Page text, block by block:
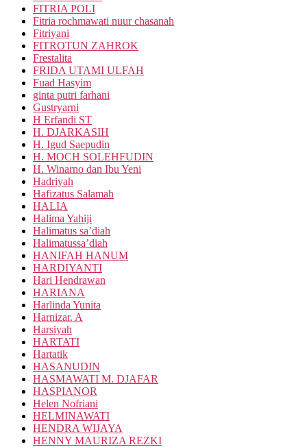
FITRIA POLI
Fitria rochmawati nuur chasanah
Fitriyani
FITROTUN ZAHROK
Frestalita
FRIDA UTAMI ULFAH
Fuad Hasyim
ginta putri farhani
Gustryarni
H Erfandi ST
H. DJARKASIH
H. Igud Saepudin
H. MOCH SOLEHFUDIN
H. Winarno dan Ibu Yeni
Hadriyah
Hafizatus Salamah
HALIA
Halima Yahiji
Halimatus sa’diah
Halimatussa’diah
HANIFAH HANUM
HARDIYANTI
Hari Hendrawan
HARIANA
Harlinda Yunita
Harnizar. A
Harsiyah
HARTATI
Hartatik
HASANUDIN
HASMAWATI M. DJAFAR
HASPIANOR
Helen Nofriani
HELMINAWATI
HENDRA WIJAYA
HENNY MAURIZA REZKI